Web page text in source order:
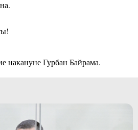
накануне Гурбан Байрама.